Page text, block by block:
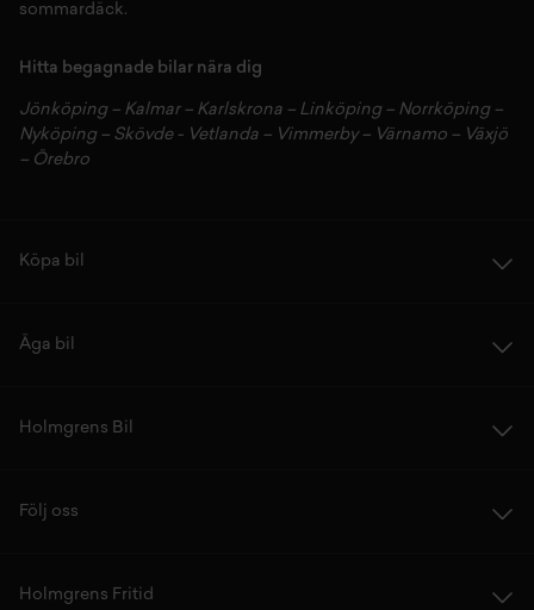
sommardäck.
Hitta begagnade bilar nära dig
Jönköping– Kalmar – Karlskrona – Linköping– Norrköping–
Nyköping– Skövde- Vetlanda – Vimmerby– Värnamo – Växjö
– Örebro
Köpa bil
Äga bil
Holmgrens Bil
Följ oss
Holmgrens Fritid